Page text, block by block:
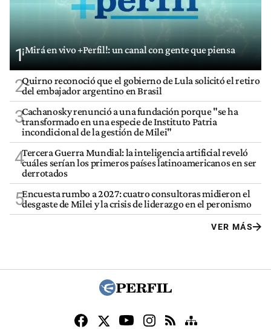
1¡Mirá en vivo +Perfil!: un canal con gente que piensa
2Quirno reconoció que el gobierno de Lula solicitó el retiro
del embajador argentino en Brasil
3Cachanosky renunció a una fundación porque "se ha
transformado en una especie de Instituto Patria
incondicional de la gestión de Milei"
4Tercera Guerra Mundial: la inteligencia artificial reveló
cuáles serían los primeros países latinoamericanos en ser
derrotados
5Encuesta rumbo a 2027: cuatro consultoras midieron el
desgaste de Milei y la crisis de liderazgo en el peronismo
VER MÁS